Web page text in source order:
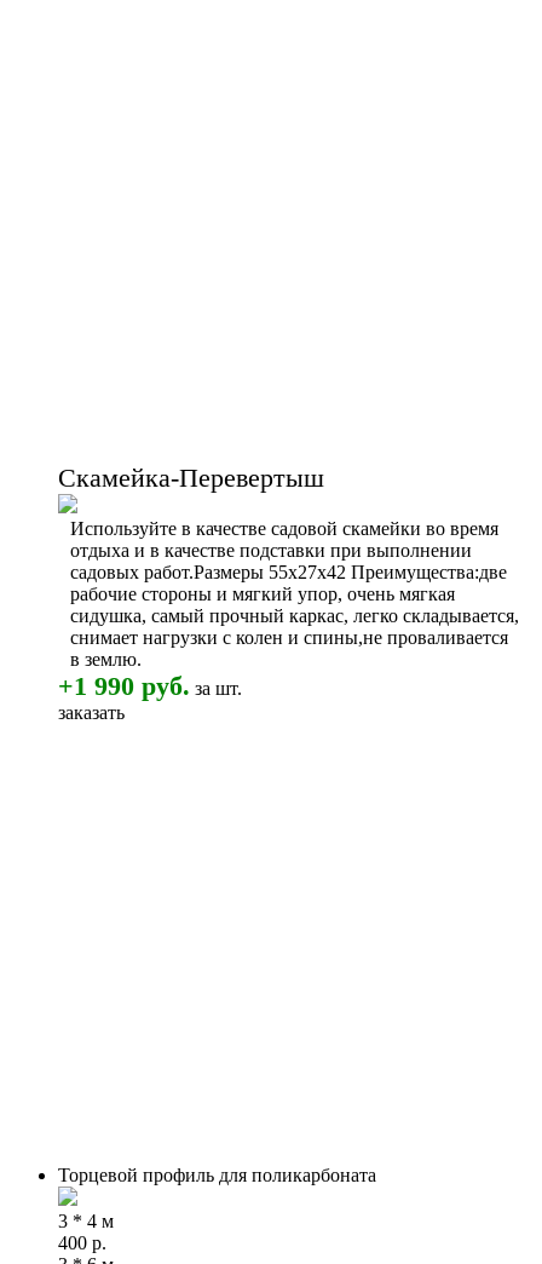
Скамейка-Перевертыш
Используйте в качестве садовой скамейки во время
отдыха и в качестве подставки при выполнении
садовых работ.Размеры 55х27х42 Преимущества:две
рабочие стороны и мягкий упор, очень мягкая
сидушка, самый прочный каркас, легко складывается,
снимает нагрузки с колен и спины,не проваливается
в землю.
+1 990 руб. за шт.
заказать
Торцевой профиль для поликарбоната
3 * 4 м
400 р.